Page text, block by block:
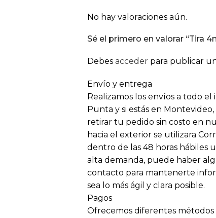
No hay valoraciones aún.
Sé el primero en valorar “Tira
Debes acceder para publicar
Envío y entrega
Realizamos los envíos a todo el
Punta y si estás en
retirar tu pedido sin costo en
hacia el exterior se utilizara
dentro de las 48 horas hábiles
alta demanda, puede haber
contacto para mantenerte
sea lo más ágil y clara posible.
Pagos
Ofrecemos diferentes